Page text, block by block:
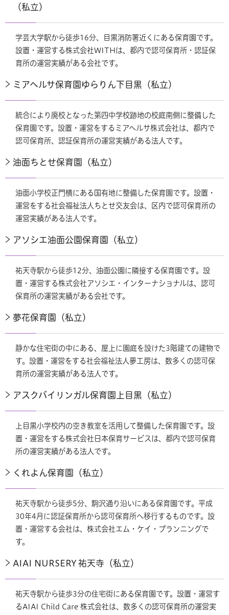
（私立）
学芸大学駅から徒歩16分、目黒消防署近くにある保育園です。
設置・運営する株式会社WITHは、都内で認可保育所・認証保
育所の運営実績がある会社です。
ミアヘルサ保育園ゆらりん下目黒（私立）
統合により廃校となった第四中学校跡地の校庭南側に整備した
保育園です。設置・運営をするミアヘルサ株式会社は、都内で
認可保育所、認証保育所の運営実績がある法人です。
油面ちとせ保育園（私立）
油面小学校正門横にある国有地に整備した保育園です。設置・
運営をする社会福祉法人ちとせ交友会は、区内で認可保育所の
運営実績がある法人です。
アソシエ油面公園保育園（私立）
祐天寺駅から徒歩12分、油面公園に隣接する保育園です。設
置・運営する株式会社アソシエ・インターナショナルは、認可
保育所の運営実績がある会社です。
夢花保育園（私立）
静かな住宅街の中にある、屋上に園庭を設けた3階建ての建物で
す。設置・運営をする社会福祉法人夢工房は、数多くの認可保
育所の運営実績がある法人です。
アスクバイリンガル保育園上目黒（私立）
上目黒小学校内の空き教室を活用して整備した保育園です。設
置・運営をする株式会社日本保育サービスは、都内で認可保育
所の運営実績がある法人です。
くれよん保育園（私立）
祐天寺駅から徒歩5分、駒沢通り沿いにある保育園です。平成
30年4月に認証保育所から認可保育所へ移行するものです。設
置・運営する会社は、株式会社エム・ケイ・プランニングで
す。
AIAI NURSERY 祐天寺（私立）
祐天寺駅から徒歩3分の住宅街にある保育園です。設置・運営す
るAIAI Child Care 株式会社は、数多くの認可保育所の運営実